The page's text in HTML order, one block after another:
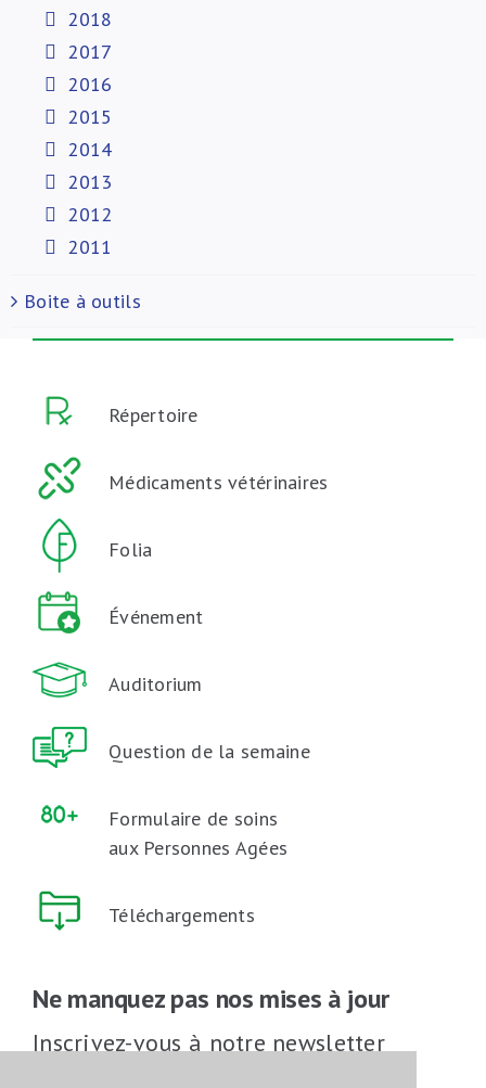
2018
2017
2016
2015
2014
2013
2012
2011
Boite à outils
Répertoire
Médicaments vétérinaires
Folia
Événement
Auditorium
Question de la semaine
Formulaire de soins
aux Personnes Agées
Téléchargements
Ne manquez pas nos mises à jour
Inscrivez-vous à notre newsletter